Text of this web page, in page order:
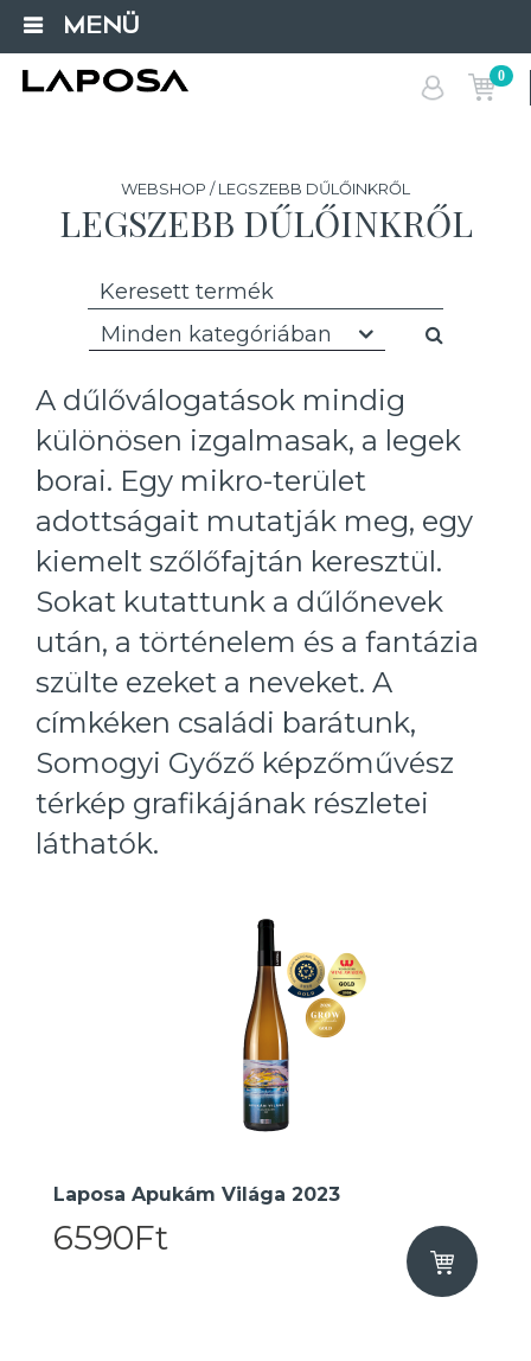
MENÜ
0
WEBSHOP / LEGSZEBB DŰLŐINKRŐL
LEGSZEBB DŰLŐINKRŐL
Minden kategóriában
A dűlőválogatások mindig
különösen izgalmasak, a legek
borai. Egy mikro-terület
adottságait mutatják meg, egy
kiemelt szőlőfajtán keresztül.
Sokat kutattunk a dűlőnevek
után, a történelem és a fantázia
szülte ezeket a neveket. A
címkéken családi barátunk,
Somogyi Győző képzőművész
térkép grafikájának részletei
láthatók.
Laposa Apukám Világa 2023
6590Ft